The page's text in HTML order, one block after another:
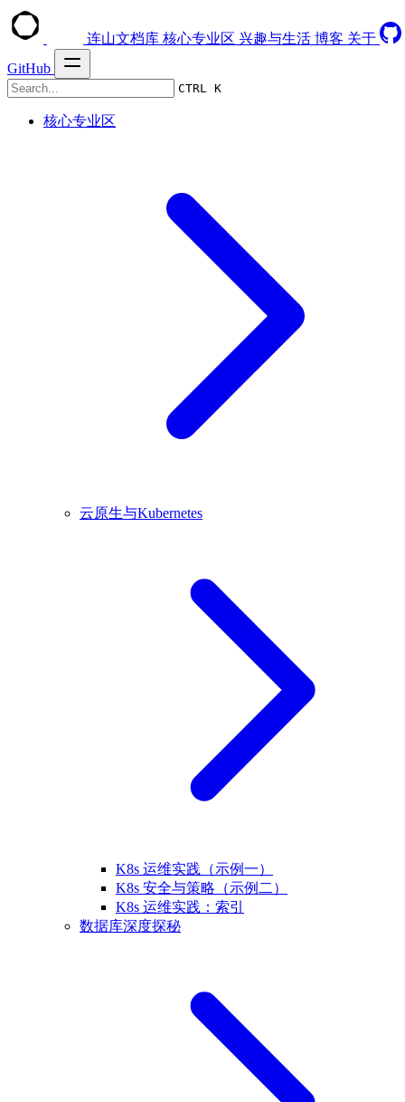
连山文档库 核心专业区 兴趣与生活 博客 关于
GitHub
CTRL K
核心专业区
云原生与Kubernetes
K8s 运维实践（示例一）
K8s 安全与策略（示例二）
K8s 运维实践：索引
数据库深度探秘